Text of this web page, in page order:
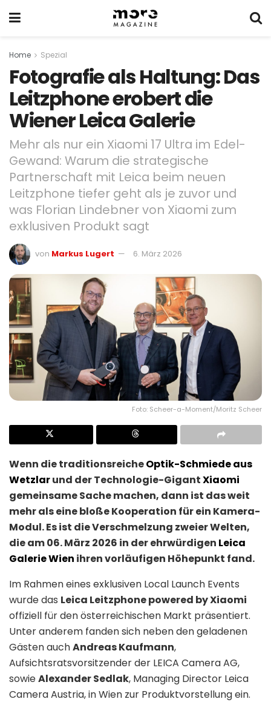
Home Spezial
Fotografie als Haltung: Das
Leitzphone erobert die
Wiener Leica Galerie
Mehr als nur ein Xiaomi 17 Ultra im Edel-
Gewand: Warum die strategische
Partnerschaft mit Leica beim neuen
Leitzphone tiefer geht als je zuvor und
was Florian Lindebner von Xiaomi zum
exklusiven Produkt sagt
von Markus Lugert 6. März 2026
Foto: Scheer-a-Moment/Moritz Scheer
Wenn die traditionsreicheOptik-Schmiede aus
Wetzlarund der Technologie-GigantXiaomi
gemeinsame Sache machen, dann ist das weit
mehr als eine bloße Kooperation für ein Kamera-
Modul. Es ist die Verschmelzung zweier Welten,
die am 06. März 2026 in der ehrwürdigen Leica
Galerie Wien ihren vorläufigen Höhepunkt fand.
Im Rahmen eines exklusiven Local Launch Events
wurde das Leica Leitzphone powered by Xiaomi
offiziell für den österreichischen Markt präsentiert.
Unter anderem fanden sich neben den geladenen
Gästen auchAndreas Kaufmann,
Aufsichtsratsvorsitzender der LEICA Camera AG,
sowieAlexander Sedlak, Managing Director Leica
Camera Austria, in Wien zur Produktvorstellung ein.